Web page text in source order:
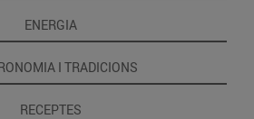
ENERGIA
I TRADICIONS
RECEPTES